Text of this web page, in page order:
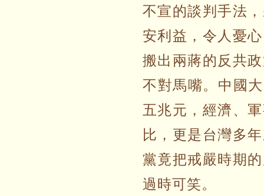
不宣的談判手法
安利益，令人憂
搬出兩蔣的反共
不對馬嘴。中國
五兆元，經濟、
比，更是台灣多
黨竟把戒嚴時期
過時可笑。